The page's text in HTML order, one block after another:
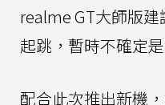
realme GT大師版
起跳，暫時不確定
配合此次推出新機